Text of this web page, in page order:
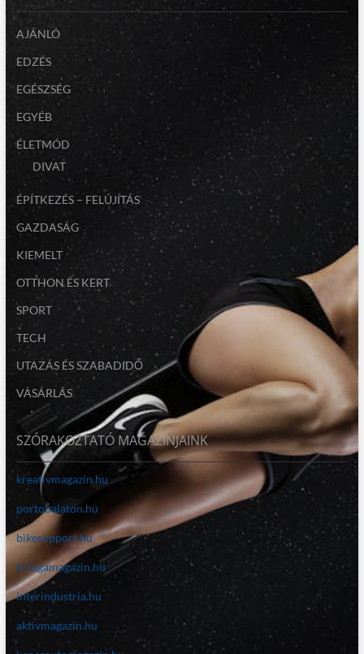
AJÁNLÓ
EDZÉS
EGÉSZSÉG
EGYÉB
ÉLETMÓD
DIVAT
ÉPÍTKEZÉS – FELÚJÍTÁS
GAZDASÁG
KIEMELT
OTTHON ÉS KERT
SPORT
TECH
UTAZÁS ÉS SZABADIDŐ
VÁSÁRLÁS
SZÓRAKOZTATÓ MAGAZINJAINK
kreativmagazin.hu
portobalaton.hu
bikesupport.hu
bringamagazin.hu
interindustria.hu
aktivmagazin.hu